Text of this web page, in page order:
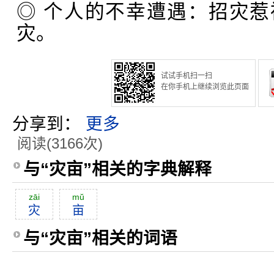
◎ 个人的不幸遭遇：招灾
灾。
试试手机扫一扫
在你手机上继续浏览此页面
分享到： 更多
阅读(3166次)
与“灾亩”相关的字典解释
zāi
灾
mŭ
亩
与“灾亩”相关的词语